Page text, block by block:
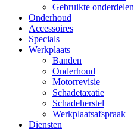
Gebruikte onderdelen
Onderhoud
Accessoires
Specials
Werkplaats
Banden
Onderhoud
Motorrevisie
Schadetaxatie
Schadeherstel
Werkplaatsafspraak
Diensten